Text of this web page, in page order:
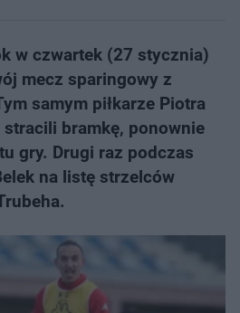
w czwartek (27 stycznia)
mecz sparingowy z
samym piłkarze Piotra
bramkę, ponownie
gry. Drugi raz podczas
na listę strzelców